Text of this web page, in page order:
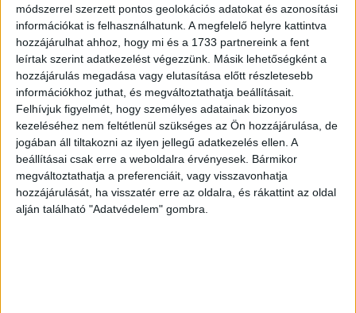
módszerrel szerzett pontos geolokációs adatokat és azonosítási
információkat is felhasználhatunk. A megfelelő helyre kattintva
hozzájárulhat ahhoz, hogy mi és a 1733 partnereink a fent
leírtak szerint adatkezelést végezzünk. Másik lehetőségként a
hozzájárulás megadása vagy elutasítása előtt részletesebb
információkhoz juthat, és megváltoztathatja beállításait.
Felhívjuk figyelmét, hogy személyes adatainak bizonyos
kezeléséhez nem feltétlenül szükséges az Ön hozzájárulása, de
jogában áll tiltakozni az ilyen jellegű adatkezelés ellen. A
beállításai csak erre a weboldalra érvényesek. Bármikor
megváltoztathatja a preferenciáit, vagy visszavonhatja
hozzájárulását, ha visszatér erre az oldalra, és rákattint az oldal
alján található "Adatvédelem" gombra.
hogyan adhat hozzá kedvenc tevékenységeinkhez anélkül,
hogy dominálná őket. Ahogy az AI egyre inkább beépül az
eszközeinkbe, valódi értékét a szerint ítélhetjük majd
meg, milyen mértékben egyszerűsítheti le a feladatinkat,
javíthatja az életminőségünket és teheti gördülékenyebbé
a mindennapi interakcióinkat anélkül, hogy bonyodalmat
okozna.”
Az AI otthon
A felmérés szerint az európaiaknak a csatlakoztathatóság